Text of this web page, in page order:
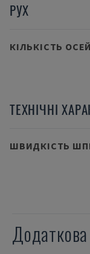
РУХ
КІЛЬКІСТЬ ОСЕЙ
ТЕХНІЧНІ
ШВИДКІСТЬ